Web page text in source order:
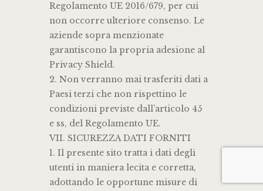
Regolamento UE 2016/679, per cui
non occorre ulteriore consenso. Le
aziende sopra menzionate
garantiscono la propria adesione al
Privacy Shield.
2. Non verranno mai trasferiti dati a
Paesi terzi che non rispettino le
condizioni previste dall’articolo 45
e ss, del Regolamento UE.
VII. SICUREZZA DATI FORNITI
1. Il presente sito tratta i dati degli
utenti in maniera lecita e corretta,
adottando le opportune misure di